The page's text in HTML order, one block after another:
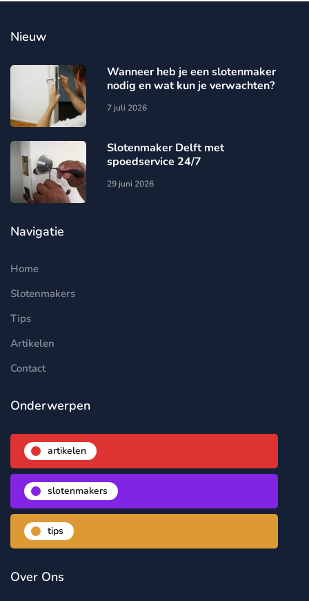
Nieuw
Wanneer heb je een slotenmaker
nodig en wat kun je verwachten?
7 juli 2026
Slotenmaker Delft met
spoedservice 24/7
29 juni 2026
Navigatie
Home
Slotenmakers
Tips
Artikelen
Contact
Onderwerpen
artikelen
slotenmakers
tips
Over Ons